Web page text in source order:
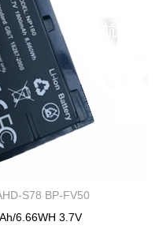
S78 BP-FV50
6.66WH 3.7V